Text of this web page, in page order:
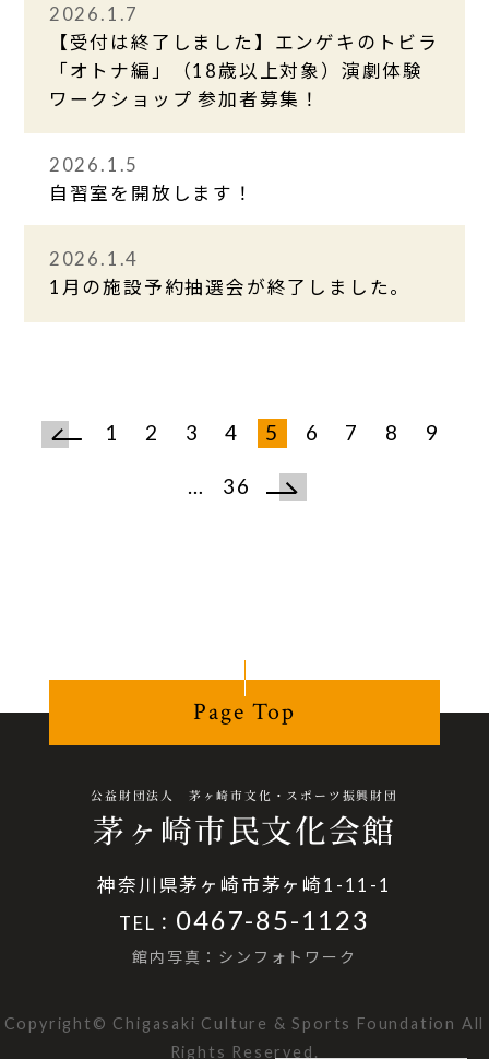
2026.1.7
【受付は終了しました】エンゲキのトビラ
「オトナ編」（18歳以上対象）演劇体験
ワークショップ 参加者募集！
2026.1.5
自習室を開放します！
2026.1.4
1月の施設予約抽選会が終了しました。
1 2 3 4 5 6 7 8 9
36
Page Top
公益財団法人 茅ヶ崎市文化・スポーツ振興財団
茅ヶ崎市民文化会館
神奈川県茅ヶ崎市茅ヶ崎1-11-1
TEL： 0467-85-1123
館内写真：シンフォトワーク
Copyright© Chigasaki Culture & Sports Foundation All
Rights Reserved.